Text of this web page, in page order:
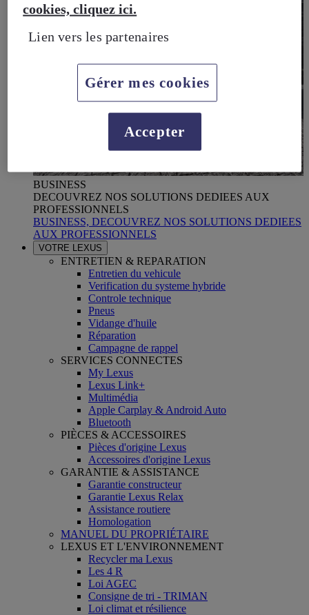
BUSINESS
DECOUVREZ NOS SOLUTIONS DEDIEES AUX
PROFESSIONNELS
BUSINESS, DECOUVREZ NOS SOLUTIONS DEDIEES
AUX PROFESSIONNELS
VOTRE LEXUS
ENTRETIEN & REPARATION
Entretien du vehicule
Verification du systeme hybride
Controle technique
Pneus
Vidange d'huile
Réparation
Campagne de rappel
SERVICES CONNECTES
My Lexus
Lexus Link+
Multimédia
Apple Carplay & Android Auto
Bluetooth
PIÈCES & ACCESSOIRES
Pièces d'origine Lexus
Accessoires d'origine Lexus
GARANTIE & ASSISTANCE
Garantie constructeur
Garantie Lexus Relax
Assistance routiere
Homologation
MANUEL DU PROPRIÉTAIRE
LEXUS ET L'ENVIRONNEMENT
Recycler ma Lexus
Les 4 R
Loi AGEC
Consigne de tri - TRIMAN
Loi climat et résilience
cookies, cliquez ici.
Lien vers les partenaires
Gérer mes cookies
Accepter